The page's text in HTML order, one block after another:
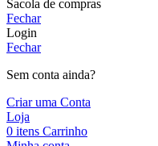
Sacola de compras
Fechar
Login
Fechar
Sem conta ainda?
Criar uma Conta
Loja
0 itens Carrinho